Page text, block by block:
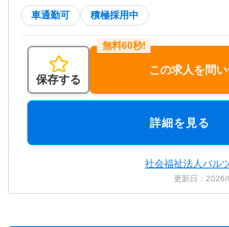
車通勤可 積極採用中
保存する
この求人を問
詳細を見る
社会福祉法人バル
更新日：